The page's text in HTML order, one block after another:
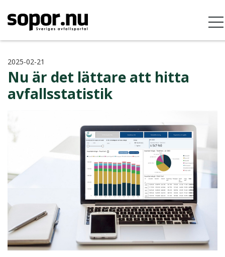
2025-02-21
Nu är det lättare att hitta
avfallsstatistik